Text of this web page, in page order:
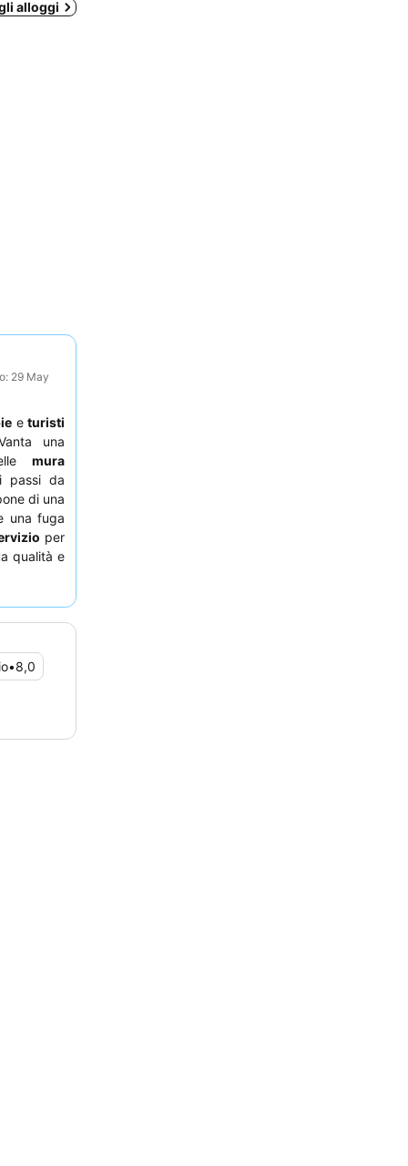
alloggi
29 May
eturisti
una
mura
passi da
di una
una fuga
per
qualità e
vista sul
•8,0